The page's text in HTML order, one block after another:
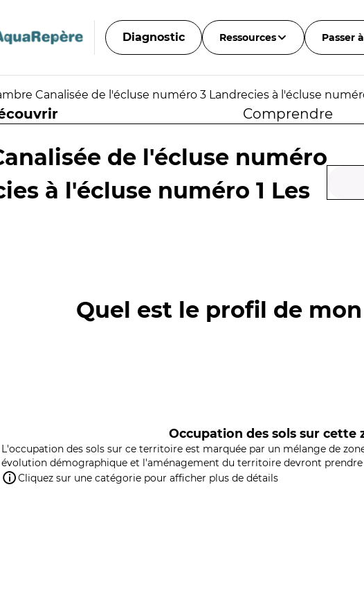
Diagnostic Ressources Passer
Canalisée de l'écluse numéro 3 Landrecies à l'écluse
Comprendre
de l'écluse numéro
à l'écluse numéro 1 Les
Quel est le profil de
Occupation des sols sur cette
L'occupation des sols sur ce territoire est marquée par un mélange de
évolution démographique et l'aménagement du territoire devront prendre
Cliquez sur une catégorie pour afficher plus de détails